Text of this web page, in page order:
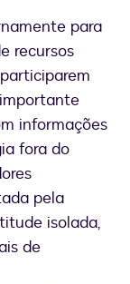
para
recursos
informações
fora do
pela
isolada,
de